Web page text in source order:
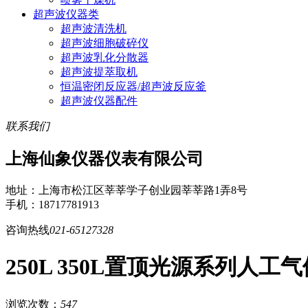
超声波仪器类
超声波清洗机
超声波细胞破碎仪
超声波乳化分散器
超声波提萃取机
恒温密闭反应器/超声波反应釜
超声波仪器配件
联系我们
上海仙象仪器仪表有限公司
地址：上海市松江区莘莘学子创业园莘莘路1弄8号
手机：18717781913
咨询热线021-65127328
250L 350L置顶光源系列人工
浏览次数： 547